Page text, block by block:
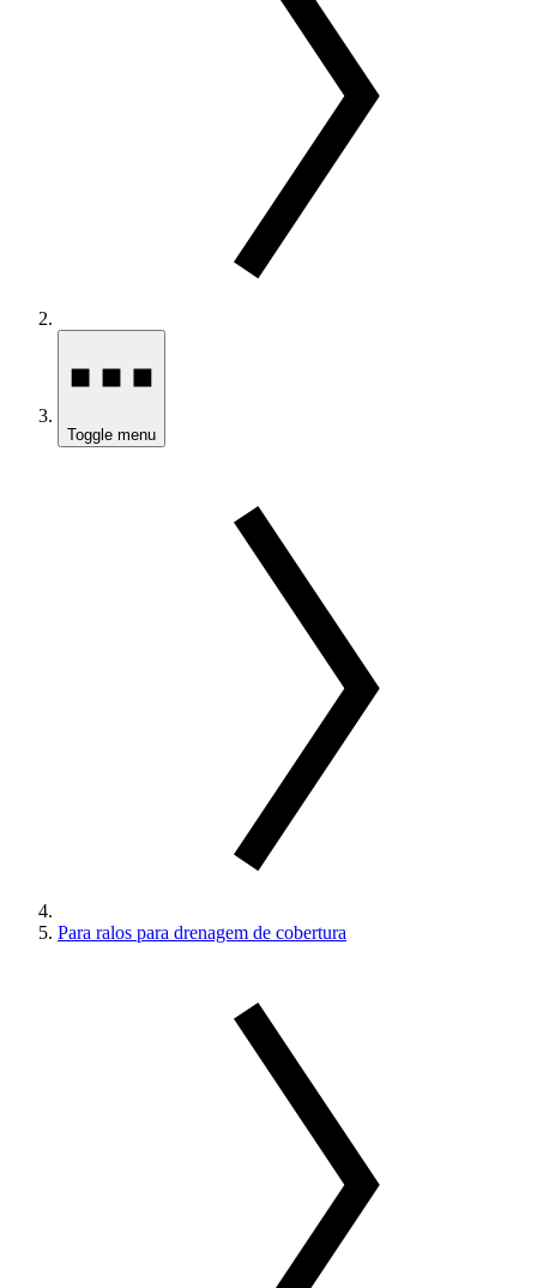
Toggle menu
Para ralos para drenagem de cobertura